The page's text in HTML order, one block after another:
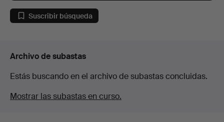
Suscribir búsqueda
Archivo de subastas
Estás buscando en el archivo de subastas concluidas.
Mostrar las subastas en curso.